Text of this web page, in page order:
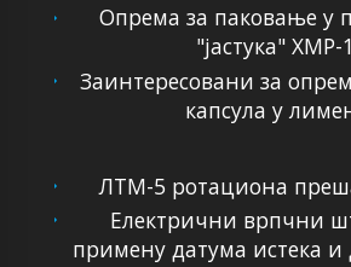
Опрема за паковање у
"јастука" ХМР-
Заинтересовани за
капсула у
ЛТМ-5 ротациона
Електрични врпчни
примену датума истека